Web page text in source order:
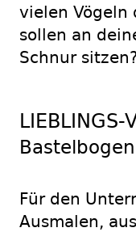
vielen Vögeln
sollen an
Schnur
LIEBLINGS-
Bastelbogen
Für den
Ausmalen,